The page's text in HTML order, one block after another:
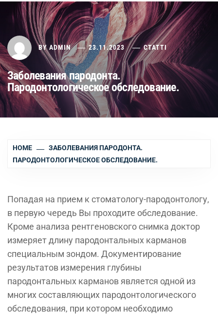
BY ADMIN 23.11.2023 СТАТТІ
Заболевания пародонта.
Пародонтологическое обследование.
HOME
ЗАБОЛЕВАНИЯ ПАРОДОНТА.
ПАРОДОНТОЛОГИЧЕСКОЕ ОБСЛЕДОВАНИЕ.
Попадая на прием к стоматологу-пародонтологу,
в первую чередь Вы проходите обследование.
Кроме анализа рентгеновского снимка доктор
измеряет длину пародонтальных карманов
специальным зондом. Документирование
результатов измерения глубины
пародонтальных карманов является одной из
многих составляющих пародонтологического
обследования, при котором необходимо